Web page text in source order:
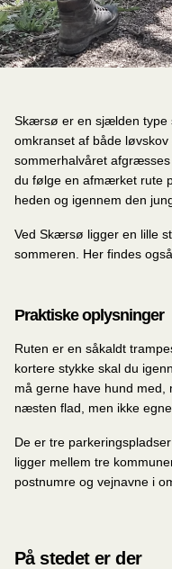
Skærsø er en sjælden type
omkranset af både
sommerhalvåret
du følge en afmærket rute
heden og igennem den
Ved Skærsø ligger en lille
sommeren. Her findes
Praktiske oplysninger
Ruten er en såkaldt
kortere stykke skal du
må gerne have hund
næsten flad, men ikke
De er tre
ligger mellem tre
postnumre og vejnavne i
På stedet er der